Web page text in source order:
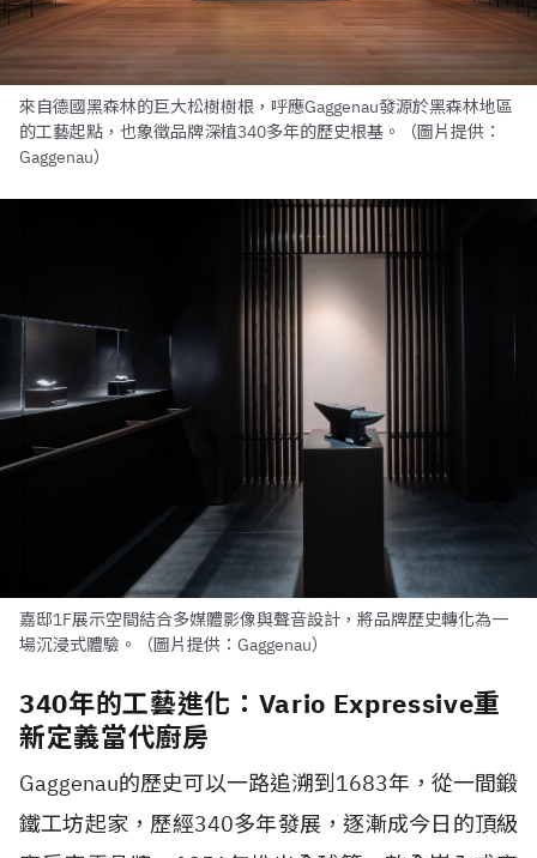
來自德國黑森林的巨大松樹樹根，呼應Gaggenau發源於黑森林地區
的工藝起點，也象徵品牌深植340多年的歷史根基。（圖片提供：
Gaggenau）
嘉邸1F展示空間結合多媒體影像與聲音設計，將品牌歷史轉化為一
場沉浸式體驗。（圖片提供：Gaggenau）
340年的工藝進化：Vario Expressive重
新定義當代廚房
Gaggenau的歷史可以一路追溯到1683年，從一間鍛
鐵工坊起家，歷經340多年發展，逐漸成今日的頂級